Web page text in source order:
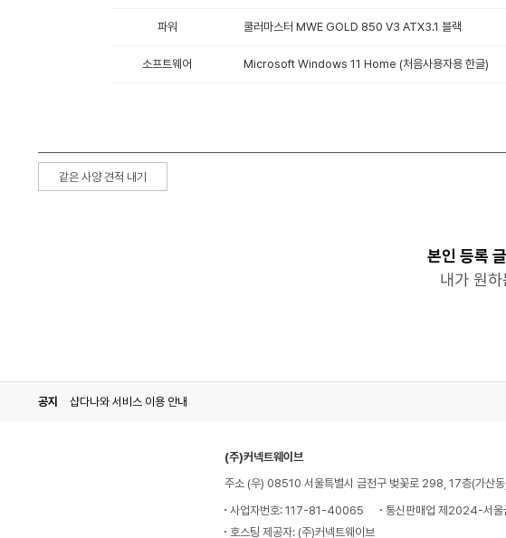
파워 쿨러마스터 MWE GOLD 850 V3 ATX3.1 블랙
소프트웨어 Microsoft Windows 11 Home (처음사용자용 한글)
같은 사양 견적 내기
본인 등록
내가 원
공지 샵다나와 서비스 이용 안내
(주)커넥트웨이브
주소 (우) 08510 서울특별시 금천구 벚꽃로 298, 17층(가산
사업자번호: 117-81-40065
통신판매업 제2024-서
호스팅 제공자: (주)커넥트웨이브